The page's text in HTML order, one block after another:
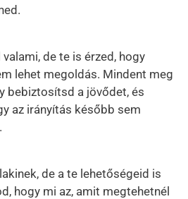
de te is érzed, hogy
lehet megoldás. Mindent meg
bebiztosítsd a jövődet, és
az irányítás később sem
de a te lehetőségeid is
hogy mi az, amit megtehetnél